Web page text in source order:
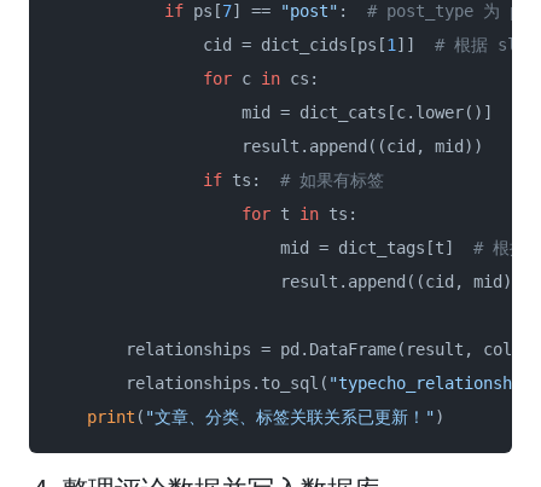
if ps[7] == "post" : # post_type 为
cid = dict_cids[ps[1 ]] # 根据
for c in cs:
mid = dict_cats[c.lower()]
result.append((cid, mid))
if ts: # 如果有标签
for t in ts:
mid = dict_tags[t] # 根据
result.append((cid, mid))
relationships = pd.DataFrame(result,
relationships.to_sql(
print ( "文章、分类、标签关联关系已更新！")